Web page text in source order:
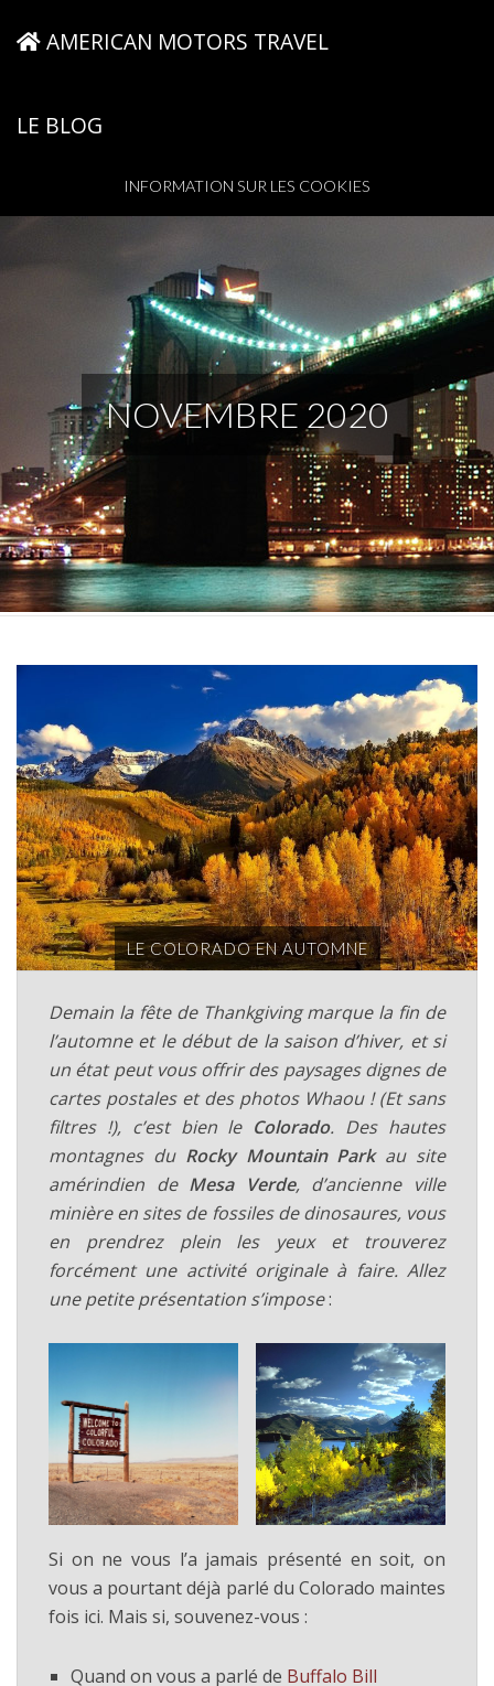
AMERICAN MOTORS TRAVEL
LE BLOG
INFORMATION SUR LES COOKIES
NOVEMBRE 2020
LE COLORADO EN AUTOMNE
Demain la fête de Thankgiving marque la fin de
l’automne et le début de la saison d’hiver, et si
un état peut vous offrir des paysages dignes de
cartes postales et des photos Whaou ! (Et sans
filtres !), c’est bien le Colorado. Des hautes
montagnes du Rocky Mountain Parkau site
amérindien de Mesa Verde, d’ancienne ville
minière en sites de fossiles de dinosaures, vous
en prendrez plein les yeux et trouverez
forcément une activité originale à faire. Allez
une petite présentation s’impose:
Si on ne vous l’a jamais présenté en soit, on
vous a pourtant déjà parlé du Colorado maintes
fois ici. Mais si, souvenez-vous :
Quand on vous a parlé de Buffalo Bill